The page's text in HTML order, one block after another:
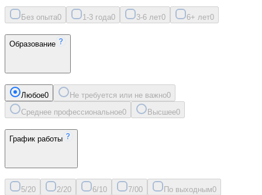
Без опыта0 1-3 года0 3-6 лет0 6+ лет0
Образование
Любое0 Не требуется или не важно0
Среднее профессиональное0 Высшее0
График работы
5/20 2/20 6/10 7/00 По выходным0